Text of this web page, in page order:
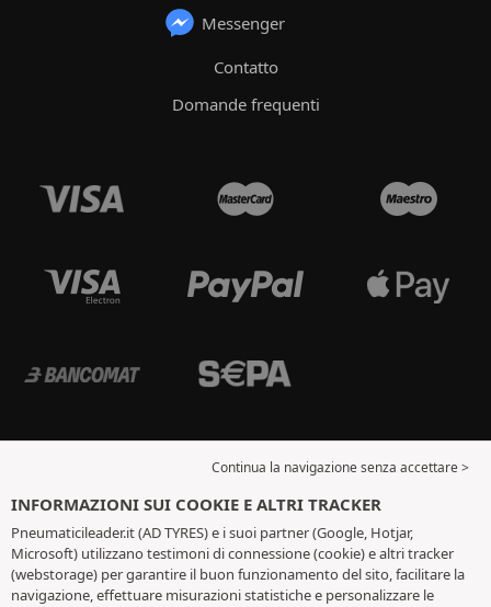
Messenger
Contatto
Domande frequenti
Continua la navigazione senza accettare >
INFORMAZIONI SUI COOKIE E ALTRI TRACKER
Pneumaticileader.it (AD TYRES) e i suoi partner (Google, Hotjar,
Microsoft) utilizzano testimoni di connessione (cookie) e altri tracker
(webstorage) per garantire il buon funzionamento del sito, facilitare la
navigazione, effettuare misurazioni statistiche e personalizzare le